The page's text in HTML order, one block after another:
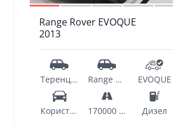
Range Rover EVOQUE
2013
Теренци - SUV Range Rover EVOQUE
Користен 170000 km Дизел